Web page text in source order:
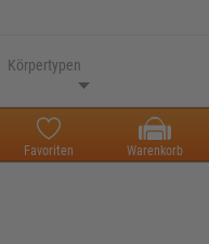
Körpertypen
Favoriten Warenkorb